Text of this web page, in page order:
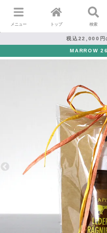
メニュー トップ 検索
税込22,000円
MARROW